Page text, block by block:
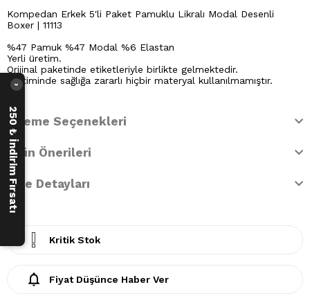
Kompedan Erkek 5'li Paket Pamuklu Likralı Modal Desenli
Boxer | 11113
%47 Pamuk %47 Modal %6 Elastan
Yerli üretim.
Orijinal paketinde etiketleriyle birlikte gelmektedir.
Üretiminde sağlığa zararlı hiçbir materyal kullanılmamıştır.
Ödeme Seçenekleri
Ürün Önerileri
İade Detayları
Kritik Stok
Fiyat Düşünce Haber Ver
250 ₺ İndirim Fırsatı
›